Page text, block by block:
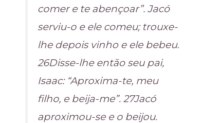
comer e te abençoar”. Jacó
serviu-o e ele comeu; trouxe-
lhe depois vinho e ele bebeu.
26Disse-lhe então seu pai,
Isaac: “Aproxima-te, meu
filho, e beija-me”. 27Jacó
aproximou-se e o beijou.